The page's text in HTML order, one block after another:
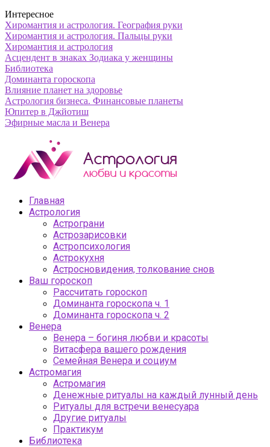
Интересное
Хиромантия и астрология. География руки
Хиромантия и астрология. Пальцы руки
Хиромантия и астрология
Асцендент в знаках Зодиака у женщины
Библиотека
Доминанта гороскопа
Влияние планет на здоровье
Астрология бизнеса. Финансовые планеты
Юпитер в Джйотиш
Эфирные масла и Венера
Главная
Астрология
Астрограни
Астрозарисовки
Астропсихология
Астрокухня
Астросновидения, толкование снов
Ваш гороскоп
Рассчитать гороскоп
Доминанта гороскопа ч. 1
Доминанта гороскопа ч. 2
Венера
Венера – богиня любви и красоты
Витасфера вашего рождения
Семейная Венера и социум
Астромагия
Астромагия
Денежные ритуалы на каждый лунный день
Ритуалы для встречи венесуара
Другие ритуалы
Практикум
Библиотека